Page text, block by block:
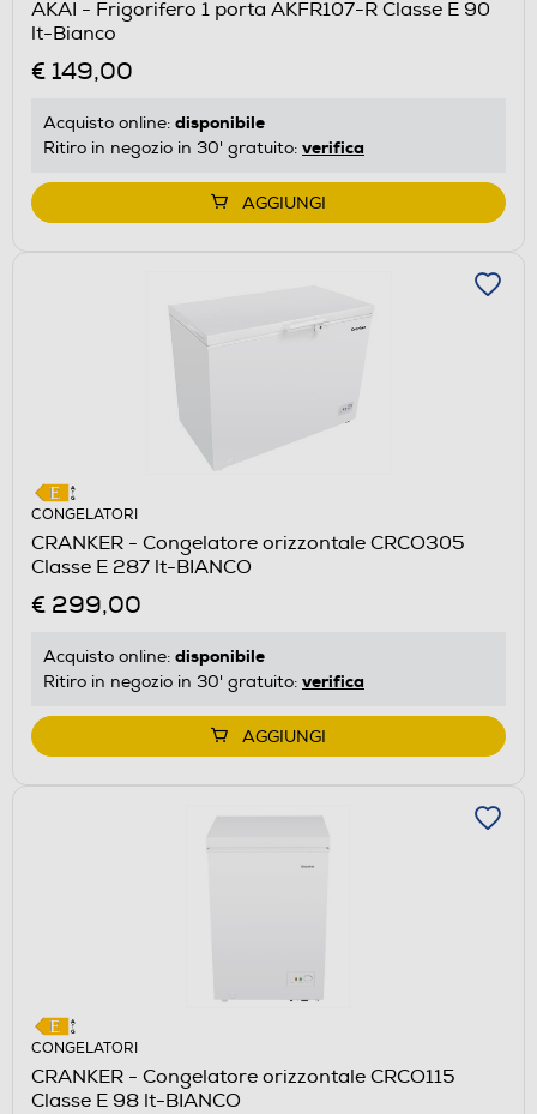
AKAI - Frigorifero 1 porta AKFR107-R Classe E 90
lt-Bianco
€ 149,00
Acquisto online: disponibile
Ritiro in negozio in 30' gratuito: verifica
AGGIUNGI
CONGELATORI
CRANKER - Congelatore orizzontale CRCO305
Classe E 287 lt-BIANCO
€ 299,00
Acquisto online: disponibile
Ritiro in negozio in 30' gratuito: verifica
AGGIUNGI
CONGELATORI
CRANKER - Congelatore orizzontale CRCO115
Classe E 98 lt-BIANCO